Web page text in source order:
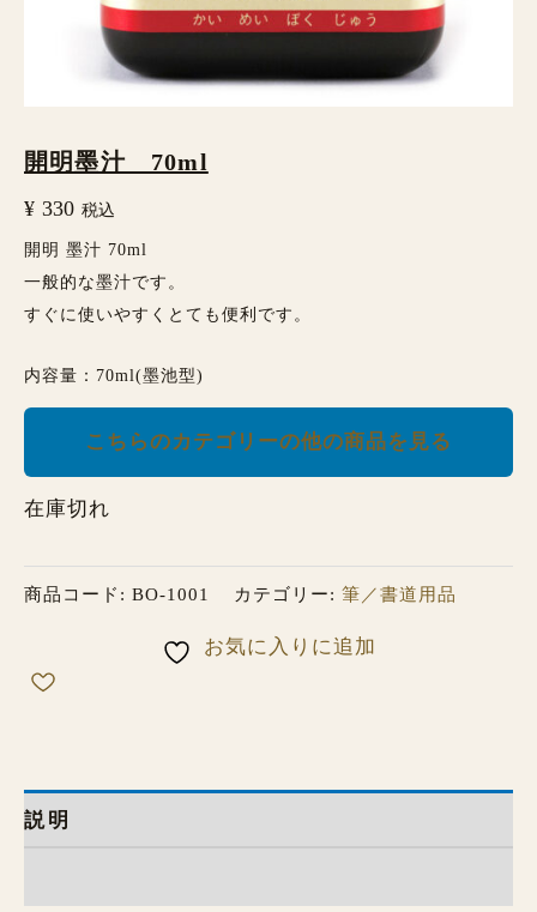
開明墨汁 70ml
¥ 330 税込
開明 墨汁 70ml
一般的な墨汁です。
すぐに使いやすくとても便利です。
内容量：70ml(墨池型)
こちらのカテゴリーの他の商品を見る
在庫切れ
商品コード: BO-1001 カテゴリー: 筆／書道用品
お気に入りに追加
説明